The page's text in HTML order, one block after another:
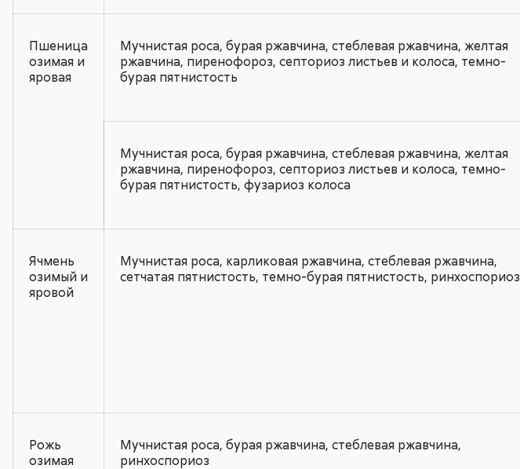
Пшеница
озимая и
яровая
Мучнистая роса, бурая ржавчина, стеблевая ржавчина, желтая
ржавчина, пиренофороз, септориоз листьев и колоса, темно-
бурая пятнистость
Мучнистая роса, бурая ржавчина, стеблевая ржавчина, желтая
ржавчина, пиренофороз, септориоз листьев и колоса, темно-
бурая пятнистость, фузариоз колоса
Ячмень
озимый и
яровой
Мучнистая роса, карликовая ржавчина, стеблевая ржавчина,
сетчатая пятнистость, темно-бурая пятнистость, ринхоспориоз
Рожь
озимая
Мучнистая роса, бурая ржавчина, стеблевая ржавчина,
ринхоспориоз